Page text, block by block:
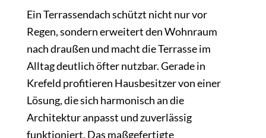
Ein Terrassendach schützt nicht nur vor
Regen, sondern erweitert den Wohnraum
nach draußen und macht die Terrasse im
Alltag deutlich öfter nutzbar. Gerade in
Krefeld profitieren Hausbesitzer von einer
Lösung, die sich harmonisch an die
Architektur anpasst und zuverlässig
funktioniert. Das maßgefertigte